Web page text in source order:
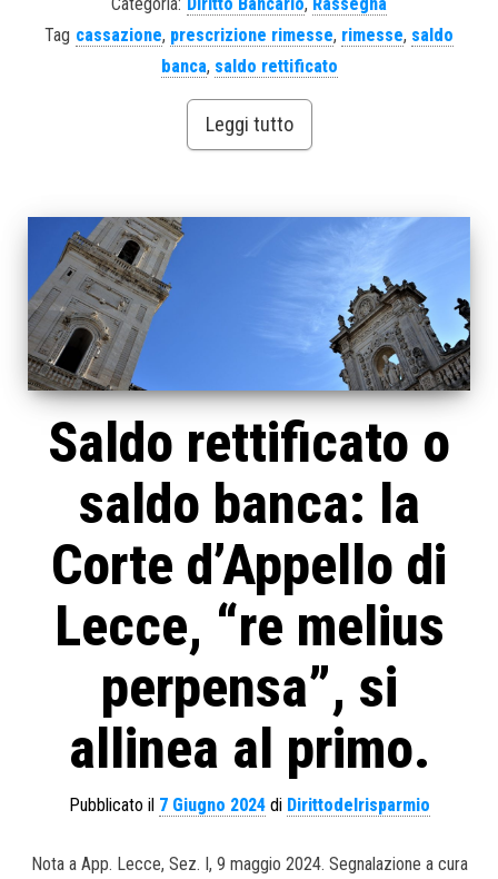
Tag cassazione, prescrizione rimesse, rimesse, saldo
banca, saldo rettificato
Leggi tutto
Saldo rettificato o
saldo banca: la
Corte d’Appello di
Lecce, “re melius
perpensa”, si
allinea al primo.
Pubblicato il 7 Giugno 2024di Dirittodelrisparmio
Nota a App. Lecce, Sez. I, 9 maggio 2024. Segnalazione a cura